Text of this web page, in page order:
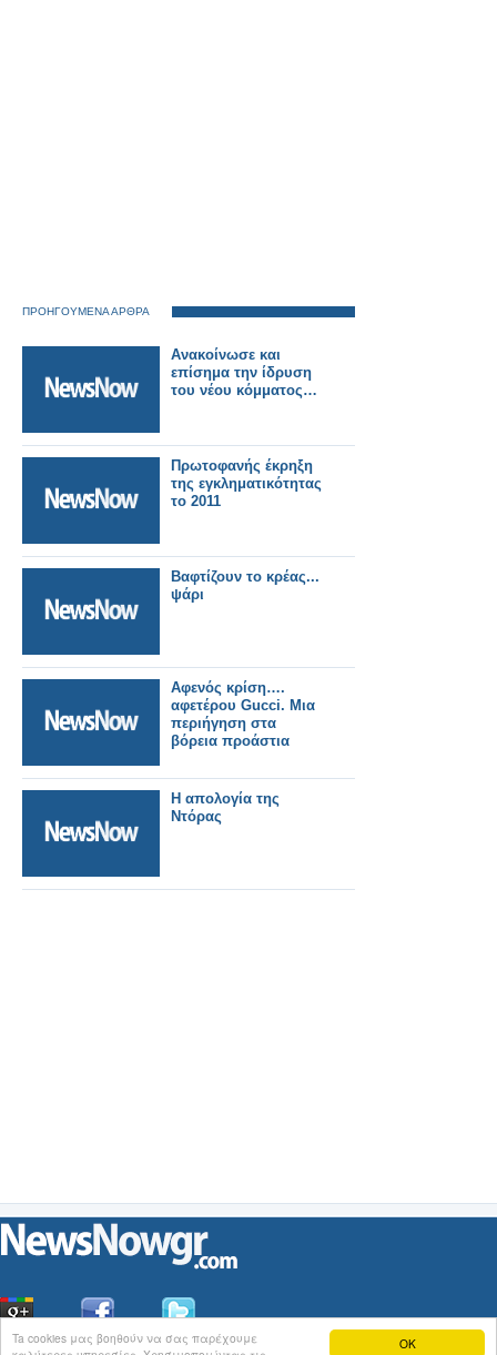
OK
Ta cookies μας βοηθούν να σας παρέχουμε
ΠΡΟΗΓΟΥΜΕΝΑ ΑΡΘΡΑ
Ανακοίνωσε και
επίσημα την ίδρυση
του νέου κόμματος…
Πρωτοφανής έκρηξη
της εγκληματικότητας
το 2011
Βαφτίζουν το κρέας...
ψάρι
Αφενός κρίση….
αφετέρου Gucci. Μια
περιήγηση στα
βόρεια προάστια
Η απολογία της
Ντόρας